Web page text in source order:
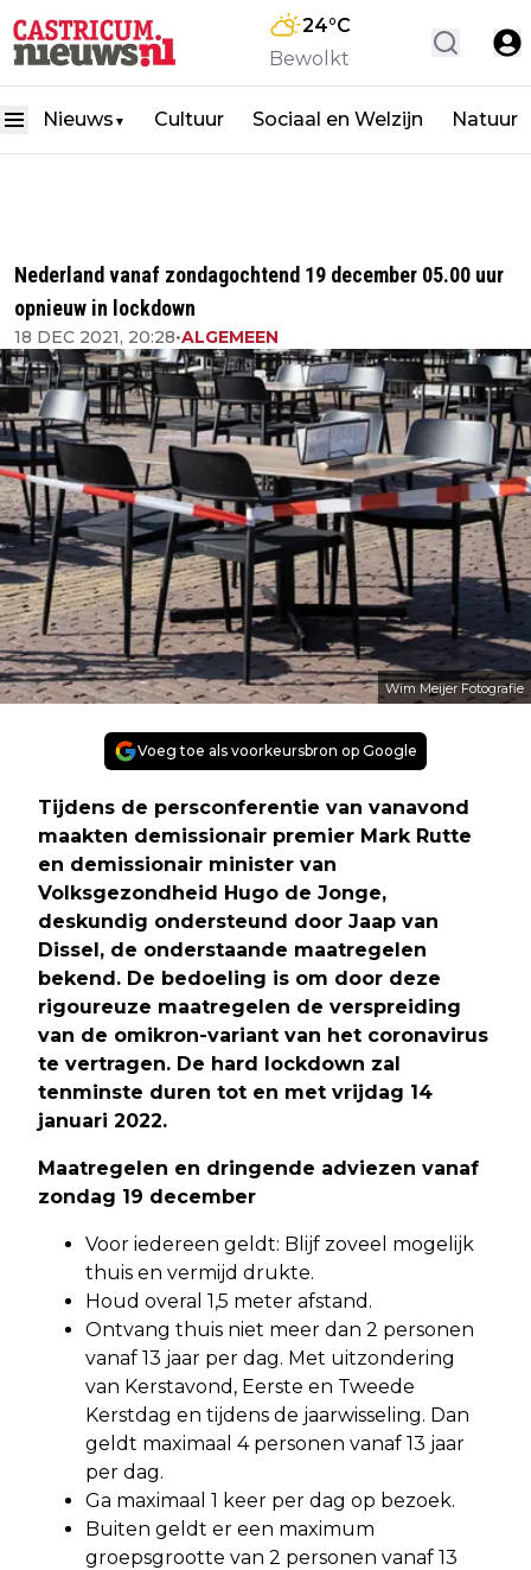
24°C
Bewolkt
Nieuws ▼ Cultuur Sociaal en Welzijn Natuur
Nederland vanaf zondagochtend 19 december 05.00 uur
opnieuw in lockdown
18 DEC 2021, 20:28•ALGEMEEN
Wim Meijer Fotografie
Voeg toe als voorkeursbron op Google
Tijdens de persconferentie van vanavond
maakten demissionair premier Mark Rutte
en demissionair minister van
Volksgezondheid Hugo de Jonge,
deskundig ondersteund door Jaap van
Dissel, de onderstaande maatregelen
bekend. De bedoeling is om door deze
rigoureuze maatregelen de verspreiding
van de omikron-variant van het coronavirus
te vertragen. De hard lockdown zal
tenminste duren tot en met vrijdag 14
januari 2022.
Maatregelen en dringende adviezen vanaf
zondag 19 december
Voor iedereen geldt: Blijf zoveel mogelijk
thuis en vermijd drukte.
Houd overal 1,5 meter afstand.
Ontvang thuis niet meer dan 2 personen
vanaf 13 jaar per dag. Met uitzondering
van Kerstavond, Eerste en Tweede
Kerstdag en tijdens de jaarwisseling. Dan
geldt maximaal 4 personen vanaf 13 jaar
per dag.
Ga maximaal 1 keer per dag op bezoek.
Buiten geldt er een maximum
groepsgrootte van 2 personen vanaf 13